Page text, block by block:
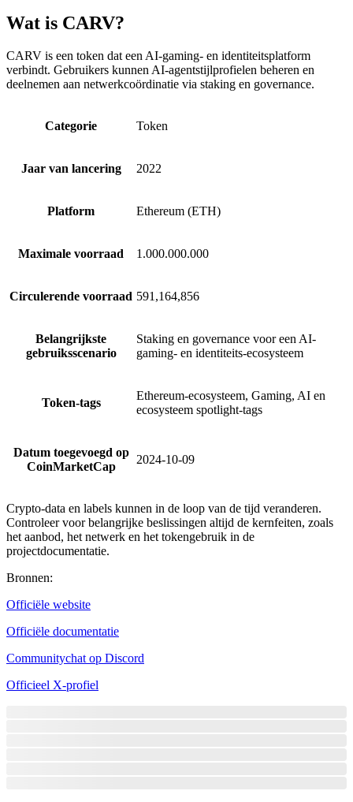
Wat is CARV?
CARV is een token dat een AI-gaming- en identiteitsplatform
verbindt. Gebruikers kunnen AI-agentstijlprofielen beheren en
deelnemen aan netwerkcoördinatie via staking en governance.
Categorie Token
Jaar van lancering 2022
Platform Ethereum (ETH)
Maximale voorraad 1.000.000.000
Circulerende voorraad 591,164,856
Belangrijkste
gebruiksscenario
Staking en governance voor een AI-
gaming- en identiteits-ecosysteem
Token-tags
Ethereum-ecosysteem, Gaming, AI en
ecosysteem spotlight-tags
Datum toegevoegd op
CoinMarketCap
2024-10-09
Crypto-data en labels kunnen in de loop van de tijd veranderen.
Controleer voor belangrijke beslissingen altijd de kernfeiten, zoals
het aanbod, het netwerk en het tokengebruik in de
projectdocumentatie.
Bronnen:
Officiële website
Officiële documentatie
Communitychat op Discord
Officieel X-profiel